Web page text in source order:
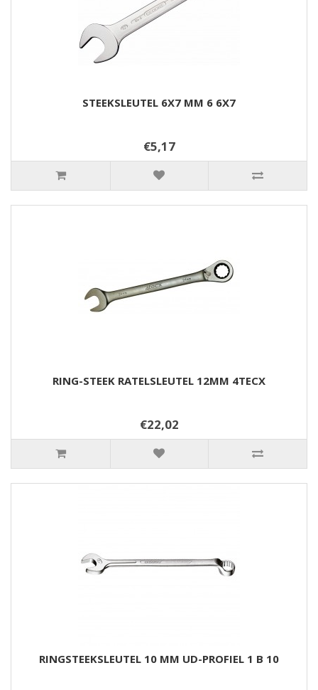
STEEKSLEUTEL 6X7 MM 6 6X7
€5,17
RING-STEEK RATELSLEUTEL 12MM 4TECX
€22,02
RINGSTEEKSLEUTEL 10 MM UD-PROFIEL 1 B 10